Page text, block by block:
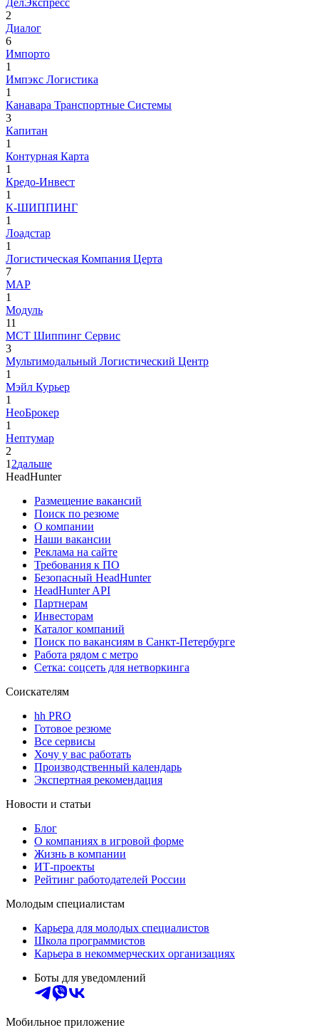
2
Диалог
6
Импорто
1
Импэкс Логистика
1
Канавара Транспортные Системы
3
Капитан
1
Контурная Карта
1
Кредо-Инвест
1
К-ШИППИНГ
1
Лоадстар
1
Логистическая Компания Церта
7
МАР
1
Модуль
11
МСТ Шиппинг Сервис
3
Мультимодальный Логистический Центр
1
Мэйл Курьер
1
НеоБрокер
1
Нептумар
2
1 2дальше
HeadHunter
Размещение вакансий
Поиск по резюме
О компании
Наши вакансии
Реклама на сайте
Требования к ПО
Безопасный HeadHunter
HeadHunter API
Партнерам
Инвесторам
Каталог компаний
Поиск по вакансиям в Санкт-Петербурге
Работа рядом с метро
Сетка: соцсеть для нетворкинга
Соискателям
hh PRO
Готовое резюме
Все сервисы
Хочу у вас работать
Производственный календарь
Экспертная рекомендация
Новости и статьи
Блог
О компаниях в игровой форме
Жизнь в компании
ИТ-проекты
Рейтинг работодателей России
Молодым специалистам
Карьера для молодых специалистов
Школа программистов
Карьера в некоммерческих организациях
Боты для уведомлений
Мобильное приложение